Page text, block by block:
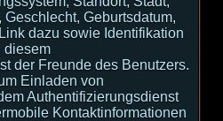
Geburtsdatum,
dazu sowie Identifikation
diesem
der Freunde des Benutzers.
Einladen von
Authentifizierungsdienst
Kontaktinformationen